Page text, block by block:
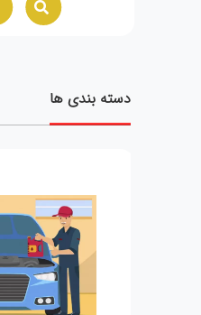
دسته بندی ها